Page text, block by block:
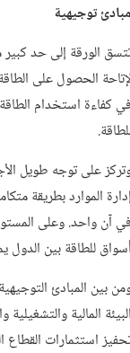
توجيهية
الورقة إلى حد
الحصول على
كفاءة استخدام
على توجه طويل
الموارد بطريقة
آن واحد. وعلى
للطاقة بين الدول
بين المبادئ
المالية
استثمارات